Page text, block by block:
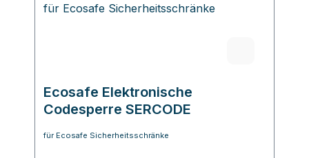
Ecosafe Elektronische
Codesperre SERCODE
für Ecosafe Sicherheitsschränke